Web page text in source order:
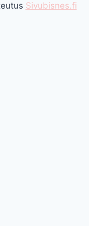
Sivubisnes.fi